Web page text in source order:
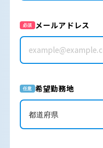
必須 メールアドレス
任意 希望勤務地